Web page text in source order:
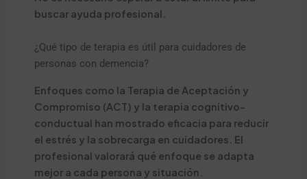
buscar ayuda profesional.
¿Qué tipo de terapia es útil para cuidadores de
personas con demencia?
Enfoques como la Terapia de Aceptación y
Compromiso (ACT) y la terapia cognitivo-
conductual han mostrado eficacia para reducir
el estrés y la sobrecarga en cuidadores. El
profesional valorará qué enfoque se adapta
mejor a cada persona y situación.